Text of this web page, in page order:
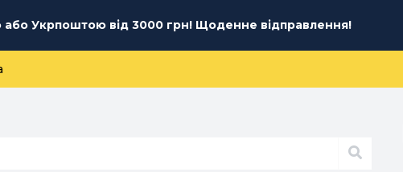
Укрпоштою від 3000 грн! Щоденне відправлення!